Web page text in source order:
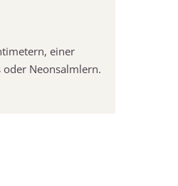
einer
Neonsalmlern.